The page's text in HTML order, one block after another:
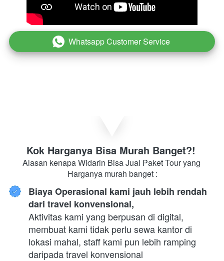
` Whatsapp Customer Service
Kok Harganya Bisa Murah Banget?!
Alasan kenapa Widarin Bisa Jual Paket Tour yang
Harganya murah banget :
Biaya Operasional kami jauh lebih rendah
dari travel konvensional,
Aktivitas kami yang berpusan di digital,
membuat kami tidak perlu sewa kantor di
lokasi mahal, staff kami pun lebih ramping
daripada travel konvensional